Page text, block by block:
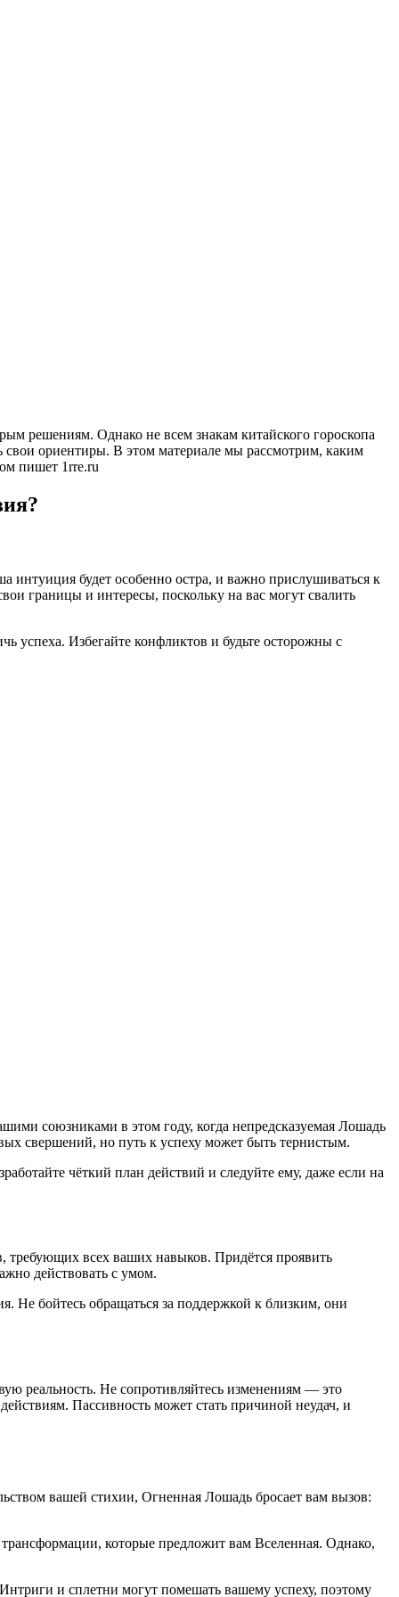
решениям. Однако не всем знакам китайского гороскопа
свои ориентиры. В этом материале мы рассмотрим, каким
пишет 1rre.ru
интуиция будет особенно остра, и важно прислушиваться к
границы и интересы, поскольку на вас могут свалить
успеха. Избегайте конфликтов и будьте осторожны с
союзниками в этом году, когда непредсказуемая Лошадь
свершений, но путь к успеху может быть тернистым.
чёткий план действий и следуйте ему, даже если на
требующих всех ваших навыков. Придётся проявить
действовать с умом.
Не бойтесь обращаться за поддержкой к близким, они
реальность. Не сопротивляйтесь изменениям — это
Пассивность может стать причиной неудач, и
вашей стихии, Огненная Лошадь бросает вам вызов:
которые предложит вам Вселенная. Однако,
и сплетни могут помешать вашему успеху, поэтому